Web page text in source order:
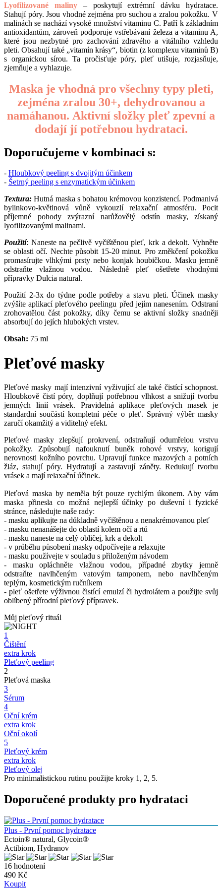
Lyofilizované maliny– poskytují extrémní dávku hydratace.
Stahují póry. Jsou vhodné zejména pro suchou a zralou pokožku. V
malinách se nachází vysoké množství vitaminu C. Patří k základním
antioxidantům, zároveň podporuje vstřebávaní železa a vitaminu A,
které jsou nezbytné pro zachování zdravého a vitálního vzhledu
pleti. Obsahují také „vitamín krásy“, biotin (z komplexu vitaminů B)
s organickou sírou. Ta pročisťuje póry, pleť utišuje, rozjasňuje,
zjemňuje a vyhlazuje.
Maska je vhodná pro všechny typy pleti,
zejména zralou 30+, dehydrovanou a
namáhanou. Aktivní složky pleť zpevní a
dodají jí potřebnou hydrataci.
Doporučujeme v kombinaci s:
- Hloubkový peeling s dvojitým účinkem
- Šetrný peeling s enzymatickým účinkem
Textura: Hutná maska s bohatou krémovou konzistencí. Podmanivá
bylinkovo-květinová vůně vykouzlí relaxační atmosféru. Pocit
příjemné pohody zvýrazní narůžovělý odstín masky, získaný
lyofilizovanými malinami.
Použití: Naneste na pečlivě vyčištěnou pleť, krk a dekolt. Vyhněte
se oblasti očí. Nechte působit 15-20 minut. Pro změkčení pokožku
promasírujte vlhkými prsty nebo konjak houbičkou. Masku jemně
odstraňte vlažnou vodou. Následně pleť ošetřete vhodnými
přípravky Dulcia natural.
Použití 2-3x do týdne podle potřeby a stavu pleti. Účinek masky
zvýšíte aplikací pleťového peelingu před jejím nanesením. Odstraní
zrohovatělou část pokožky, díky čemu se aktivní složky snadněji
absorbují do jejích hlubokých vrstev.
Obsah: 75 ml
Pleťové masky
Pleťové masky mají intenzivní vyživující ale také čistící schopnost.
Hloubkově čistí póry, doplňují potřebnou vlhkost a snižují tvorbu
jemných linií vrásek. Pravidelná aplikace pleťových masek je
standardní součástí kompletní péče o pleť. Správný výběr masky
zaručí okamžitý a viditelný efekt.
Pleťové masky zlepšují prokrvení, odstraňují odumřelou vrstvu
pokožky. Způsobují nafouknutí buněk rohové vrstvy, korigují
nerovnosti kožního povrchu. Upravují funkce mazových a potních
žláz, stahují póry. Hydratují a zastavují záněty. Redukují tvorbu
vrásek a mají relaxační účinek.
Pleťová maska by neměla být pouze rychlým úkonem. Aby vám
maska přinesla co možná nejlepší účinky po duševní i fyzické
stránce, následujte naše rady:
- masku aplikujte na důkladně vyčištěnou a nenakrémovanou pleť
- masku nenanášejte do oblastí kolem očí a rtů
- masku naneste na celý obličej, krk a dekolt
- v průběhu působení masky odpočívejte a relaxujte
- masku používejte v souladu s přiloženým návodem
- masku opláchněte vlažnou vodou, případné zbytky jemně
odstraňte navlhčeným vatovým tamponem, nebo navlhčeným
teplým, kosmetickým ručníkem
- pleť ošetřete výživnou čistící emulzí či hydrolátem a použijte svůj
oblíbený přírodní pleťový přípravek.
Můj pleťový rituál
1
Čištění
extra krok
Pleťový peeling
2
Pleťová maska
3
Sérum
4
Oční krém
extra krok
Oční okolí
5
Pleťový krém
extra krok
Pleťový olej
Pro minimalistickou rutinu použijte kroky 1, 2, 5.
Doporučené produkty pro hydrataci
Plus - První pomoc hydratace
Ectoin® natural, Glycoin®
Actibiom, Hydranov
16 hodnotení
490 Kč
Koupit